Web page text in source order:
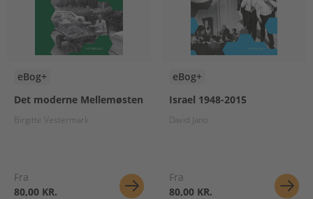
eBog+
Det moderne Mellemøsten
Birgitte Vestermark
Fra
80,00 KR.
eBog+
Israel 1948-2015
David Jano
Fra
80,00 KR.